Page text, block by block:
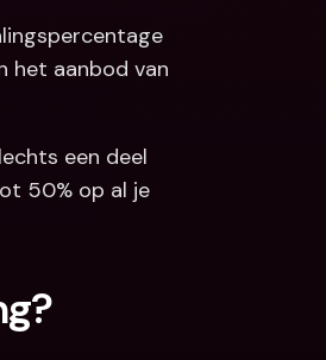
het aanbod van
een deel
50% op al je